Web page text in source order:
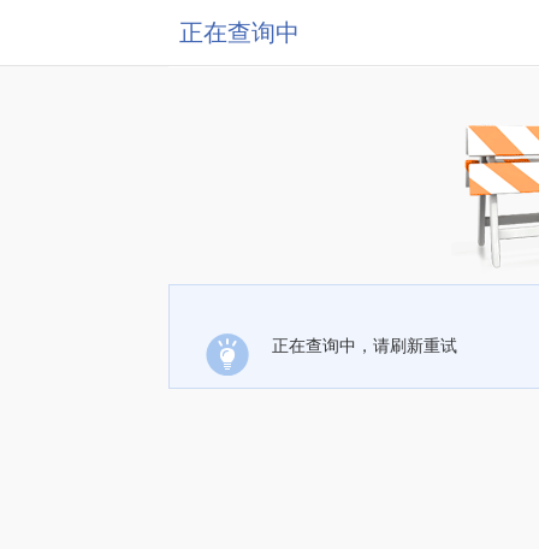
正在查询中
正在查询中，请刷新重试